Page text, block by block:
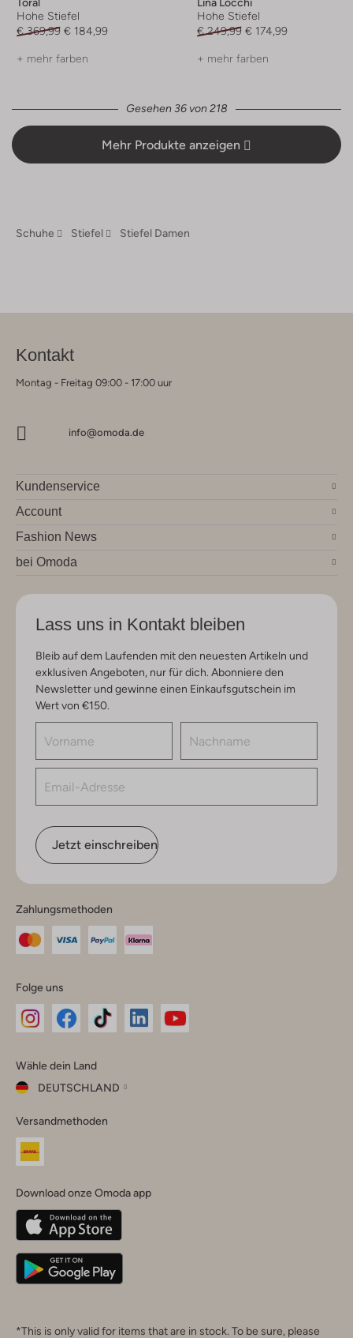
Hohe Stiefel
€ 369,99 € 184,99
+ mehr farben
Hohe Stiefel
€ 249,99 € 174,99
+ mehr farben
Gesehen 36 von 218
Mehr Produkte anzeigen
Schuhe Stiefel Stiefel Damen
Kontakt
Montag - Freitag 09:00 - 17:00 uur
info@omoda.de
Kundenservice
Account
Fashion News
bei Omoda
Lass uns in Kontakt bleiben
Bleib auf dem Laufenden mit den neuesten Artikeln und
exklusiven Angeboten, nur für dich. Abonniere den
Newsletter und gewinne einen Einkaufsgutschein im
Wert von €150.
Jetzt einschreiben
Zahlungsmethoden
Folge uns
Instagram
Facebook
TikTok
Wähle dein Land
DEUTSCHLAND
dein
Land
Belgique(Français)
Deutschland
Versandmethoden
Download onze Omoda app
*This is only valid for items that are in stock. To be sure, please